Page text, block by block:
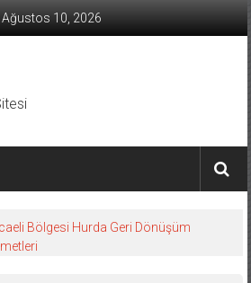
10, 2026
Bölgesi Hurda Geri Dönüşüm